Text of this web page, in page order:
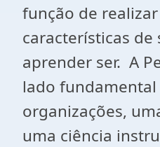
função de
características de
aprender ser. A
lado
organizações,
uma ciência